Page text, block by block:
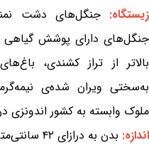
زیستگاه:جنگل‌های دشت
جنگل‌های دارای پوشش گیاهی
بالاتر از تراز کشندی،
به‌سختی ویران شده‌ی
ملوک وابسته به کشور اندونزی
اندازه: بدن به درازای ۴۲ سانتی‌متر